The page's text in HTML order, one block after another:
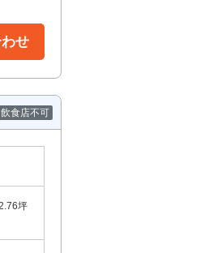
せ
飲食店不可
坪